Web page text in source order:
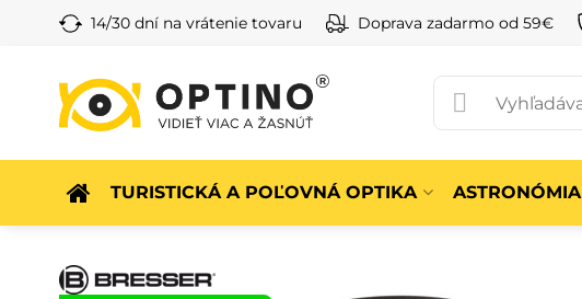
14/30 dní na vrátenie tovaru Doprava zadarmo od 59€
TURISTICKÁ A POĽOVNÁ OPTIKA ASTRONÓMIA